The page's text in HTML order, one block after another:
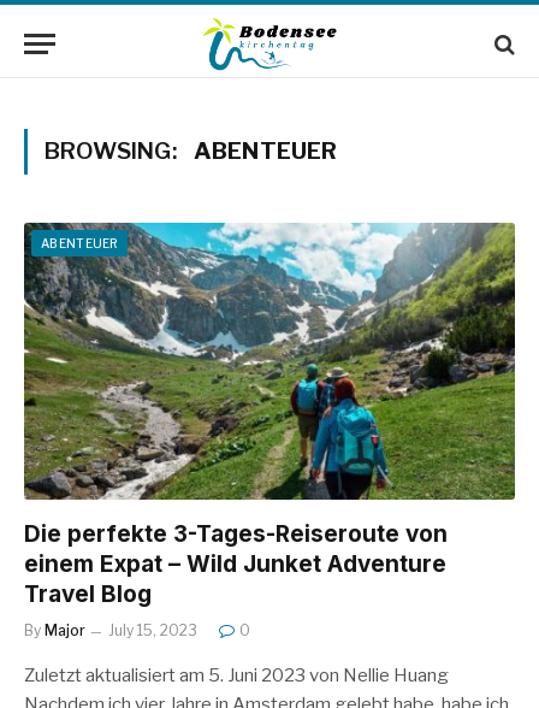
BROWSING: ABENTEUER
ABENTEUER
Die perfekte 3-Tages-Reiseroute von
einem Expat – Wild Junket Adventure
Travel Blog
By Major July 15, 2023 0
Zuletzt aktualisiert am 5. Juni 2023 von Nellie Huang